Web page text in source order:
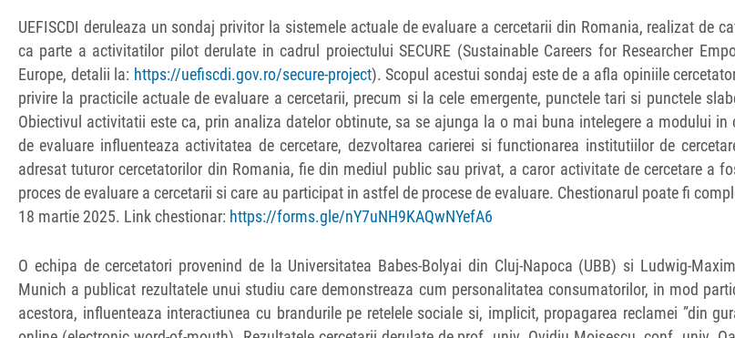
UEFISCDI deruleaza un sondaj privitor la sistemele actuale de evaluare a cercetarii din Romania, realizat de
ca parte a activitatilor pilot derulate in cadrul proiectului SECURE (Sustainable Careers for Researcher
Europe, detalii la: https://uefiscdi.gov.ro/secure-project). Scopul acestui sondaj este de a afla opiniile
privire la practicile actuale de evaluare a cercetarii, precum si la cele emergente, punctele tari si punctele
Obiectivul activitatii este ca, prin analiza datelor obtinute, sa se ajunga la o mai buna intelegere a modului in
de evaluare influenteaza activitatea de cercetare, dezvoltarea carierei si functionarea institutiilor de
adresat tuturor cercetatorilor din Romania, fie din mediul public sau privat, a caror activitate de cercetare a
proces de evaluare a cercetarii si care au participat in astfel de procese de evaluare. Chestionarul poate fi
18 martie 2025. Link chestionar: https://forms.gle/nY7uNH9KAQwNYefA6
O echipa de cercetatori provenind de la Universitatea Babes-Bolyai din Cluj-Napoca (UBB) si
Munich a publicat rezultatele unui studiu care demonstreaza cum personalitatea consumatorilor, in mod
acestora, influenteaza interactiunea cu brandurile pe retelele sociale si, implicit, propagarea reclamei ”din